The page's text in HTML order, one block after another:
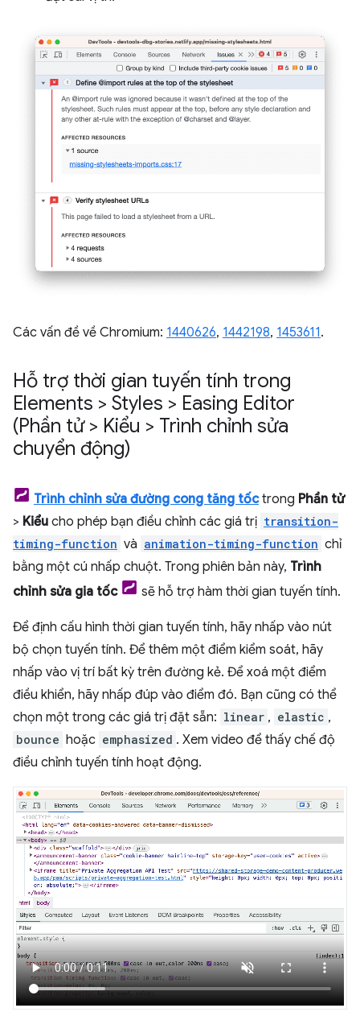
Các vấn đề về Chromium: 1440626, 1442198, 1453611.
Hỗ trợ thời gian tuyến tính trong
Elements > Styles > Easing Editor
(Phần tử > Kiểu > Trình chỉnh sửa
chuyển động)
Trình chỉnh sửa đường cong tăng tốctrong Phần tử
> Kiểu cho phép bạn điều chỉnh các giá trị transition-
timing-function và animation-timing-function chỉ
bằng một cú nhấp chuột. Trong phiên bản này, Trình
chỉnh sửa gia tốc
sẽ hỗ trợ hàm thời gian tuyến tính.
Để định cấu hình thời gian tuyến tính, hãy nhấp vào nút
bộ chọn tuyến tính. Để thêm một điểm kiểm soát, hãy
nhấp vào vị trí bất kỳ trên đường kẻ. Để xoá một điểm
điều khiển, hãy nhấp đúp vào điểm đó. Bạn cũng có thể
chọn một trong các giá trị đặt sẵn: linear , elastic ,
bounce hoặc emphasized . Xem video để thấy chế độ
điều chỉnh tuyến tính hoạt động.